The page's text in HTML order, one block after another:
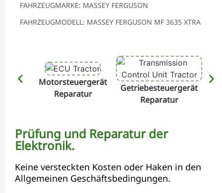
FAHRZEUGMARKE: MASSEY FERGUSON
FAHRZEUGMODELL: MASSEY FERGUSON MF 3635 XTRA
Motorsteuergerät
Reparatur
Getriebesteuergerät
Reparatur
Prüfung und Reparatur der
Elektronik.
Keine versteckten Kosten oder Haken in den
Allgemeinen Geschäftsbedingungen.